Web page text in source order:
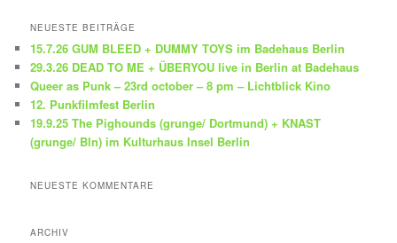
h
n
NEUESTE BEITRÄGE
15.7.26 GUM BLEED + DUMMY TOYS im Badehaus Berlin
29.3.26 DEAD TO ME + ÜBERYOU live in Berlin at Badehaus
Queer as Punk – 23rd october – 8 pm – Lichtblick Kino
12. Punkfilmfest Berlin
19.9.25 The Pighounds (grunge/ Dortmund) + KNAST
(grunge/ Bln) im Kulturhaus Insel Berlin
NEUESTE KOMMENTARE
ARCHIV